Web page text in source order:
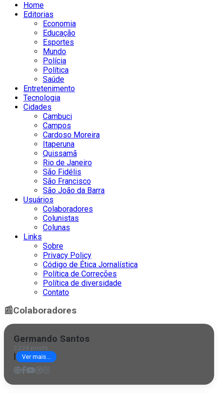
Home
Editorias
Economia
Educação
Esportes
Mundo
Polícia
Política
Saúde
Entretenimento
Tecnologia
Cidades
Cambuci
Campos
Cardoso Moreira
Itaperuna
Quissamã
Rio de Janeiro
São Fidélis
São Francisco
São João da Barra
Usuários
Colaboradores
Colunistas
Colunas
Links
Sobre
Privacy Policy
Código de Ética Jornalística
Política de Correções
Política de diversidade
Contato
📰Colaboradores
Germando Santos
3224 posts
Ver mais...